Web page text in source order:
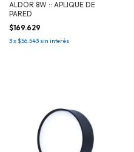
ALDOR 8W :: APLIQUE DE
PARED
$169.629
3x$56.543 sin interés